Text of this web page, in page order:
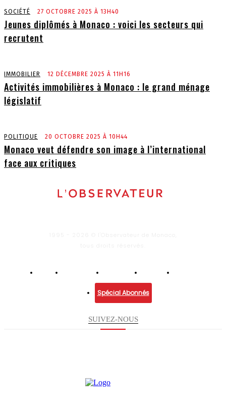
SOCIÉTÉ 27 OCTOBRE 2025 À 13H40
Jeunes diplômés à Monaco : voici les secteurs qui
recrutent
IMMOBILIER 12 DÉCEMBRE 2025 À 11H16
Activités immobilières à Monaco : le grand ménage
législatif
POLITIQUE 20 OCTOBRE 2025 À 10H44
Monaco veut défendre son image à l’international
face aux critiques
Spécial Abonnés
SUIVEZ-NOUS